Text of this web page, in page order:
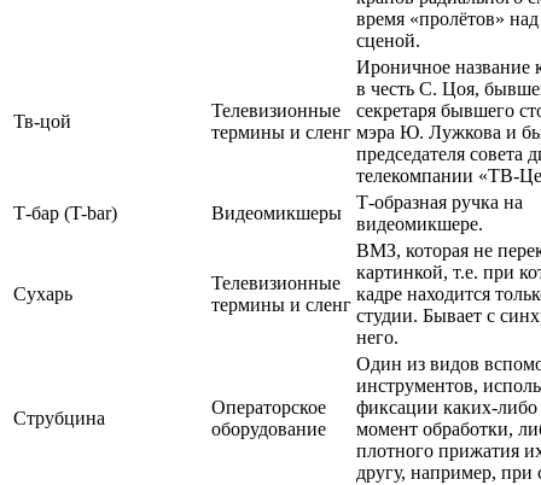
время «пролётов»
сценой.
Тв-цой
Телевизионные
термины и сленг
Ироничное название
в честь С. Цоя,
секретаря бывшего
мэра Ю. Лужкова и
председателя совета
телекомпании «ТВ-
Т-бар (T-bar)
Видеомикшеры
Т-образная ручка на
видеомикшере.
Сухарь
Телевизионные
термины и сленг
ВМЗ, которая не
картинкой, т.е. при
кадре находится
студии. Бывает с
него.
Струбцина
Операторское
оборудование
Один из видов
инструментов,
фиксации каких-либо
момент обработки,
плотного прижатия
другу, например, при